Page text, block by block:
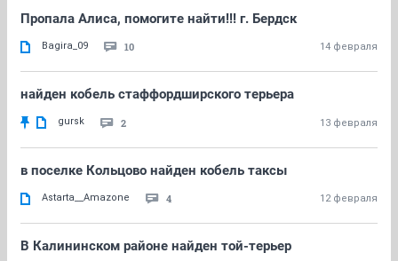
Пропала Алиса, помогите найти!!! г. Бердск
Bagira_09 10 14 февраля
найден кобель стаффордширского терьера
gursk 2 13 февраля
в поселке Кольцово найден кобель таксы
Astarta__Amazone 4 12 февраля
В Калининском районе найден той-терьер